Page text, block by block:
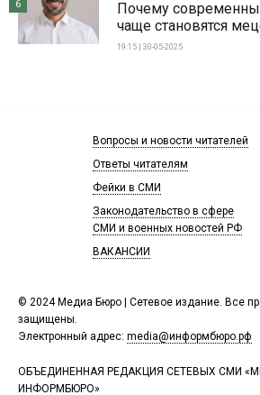
Почему
чаще становятся
19:15 | 30-05-2025
6
© 2024 Медиа Бюро | Сетевое издание. Все
защищены.
Электронный адрес: media@информбюро.рф
ОБЪЕДИНЕННАЯ РЕДАКЦИЯ СЕТЕВЫХ СМИ
ИНФОРМБЮРО»
Вопросы и новости читателей
Ответы читателям
Фейки в СМИ
Законодательство в сфере
СМИ и военных новостей РФ
ВАКАНСИИ